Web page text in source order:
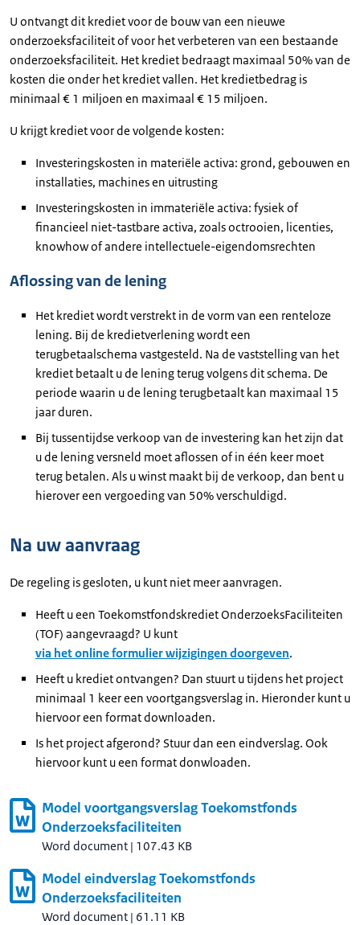
U ontvangt dit krediet voor de bouw van een nieuwe
onderzoeksfaciliteit of voor het verbeteren van een bestaande
onderzoeksfaciliteit. Het krediet bedraagt maximaal 50% van de
kosten die onder het krediet vallen. Het kredietbedrag is
minimaal € 1 miljoen en maximaal € 15 miljoen.
U krijgt krediet voor de volgende kosten:
Investeringskosten in materiële activa: grond, gebouwen en
installaties, machines en uitrusting
Investeringskosten in immateriële activa: fysiek of
financieel niet-tastbare activa, zoals octrooien, licenties,
knowhow of andere intellectuele-eigendomsrechten
Aflossing van de lening
Het krediet wordt verstrekt in de vorm van een renteloze
lening. Bij de kredietverlening wordt een
terugbetaalschema vastgesteld. Na de vaststelling van het
krediet betaalt u de lening terug volgens dit schema. De
periode waarin u de lening terugbetaalt kan maximaal 15
jaar duren.
Bij tussentijdse verkoop van de investering kan het zijn dat
u de lening versneld moet aflossen of in één keer moet
terug betalen. Als u winst maakt bij de verkoop, dan bent u
hierover een vergoeding van 50% verschuldigd.
Na uw aanvraag
De regeling is gesloten, u kunt niet meer aanvragen.
Heeft u een Toekomstfondskrediet OnderzoeksFaciliteiten
(TOF) aangevraagd? U kunt
via het online formulier wijzigingen doorgeven.
Heeft u krediet ontvangen? Dan stuurt u tijdens het project
minimaal 1 keer een voortgangsverslag in. Hieronder kunt u
hiervoor een format downloaden.
Is het project afgerond? Stuur dan een eindverslag. Ook
hiervoor kunt u een format donwloaden.
Model voortgangsverslag Toekomstfonds
Onderzoeksfaciliteiten
Word document | 107.43 KB
Model eindverslag Toekomstfonds
Onderzoeksfaciliteiten
Word document | 61.11 KB